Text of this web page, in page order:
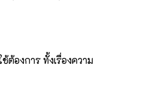
ต้องการ ทั้งเรื่องความ